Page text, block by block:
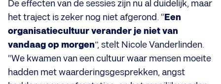
De effecten van de sessies zijn nu al duidelijk, maar
het traject is zeker nog niet afgerond. “Een
organisatiecultuur verander je niet van
vandaag op morgen”, stelt Nicole Vanderlinden.
“We kwamen van een cultuur waar mensen moeite
hadden met waarderingsgesprekken, angst